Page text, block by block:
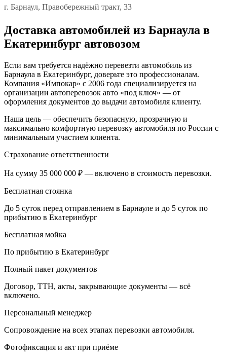
г. Барнаул, Правобережный тракт, 33
Доставка автомобилей из Барнаула в
Екатеринбург автовозом
Если вам требуется надёжно перевезти автомобиль из
Барнаула в Екатеринбург, доверьте это профессионалам.
Компания «Импокар» с 2006 года специализируется на
организации автоперевозок авто «под ключ» — от
оформления документов до выдачи автомобиля клиенту.
Наша цель — обеспечить безопасную, прозрачную и
максимально комфортную перевозку автомобиля по России с
минимальным участием клиента.
Страхование ответственности
На сумму 35 000 000 ₽ — включено в стоимость перевозки.
Бесплатная стоянка
До 5 суток перед отправлением в Барнауле и до 5 суток по
прибытию в Екатеринбург
Бесплатная мойка
По прибытию в Екатеринбург
Полный пакет документов
Договор, ТТН, акты, закрывающие документы — всё
включено.
Персональный менеджер
Сопровождение на всех этапах перевозки автомобиля.
Фотофиксация и акт при приёме